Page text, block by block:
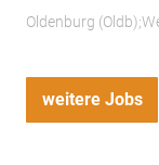
Oldenburg
weitere Jobs